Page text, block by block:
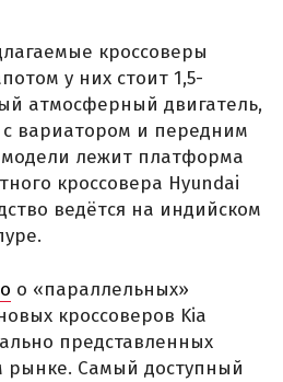
кроссоверы
у них стоит 1,5-
атмосферный двигатель,
вариатором и передним
лежит платформа
кроссовера Hyundai
ведётся на индийском
о «параллельных»
кроссоверов Kia
представленных
рынке. Самый доступный